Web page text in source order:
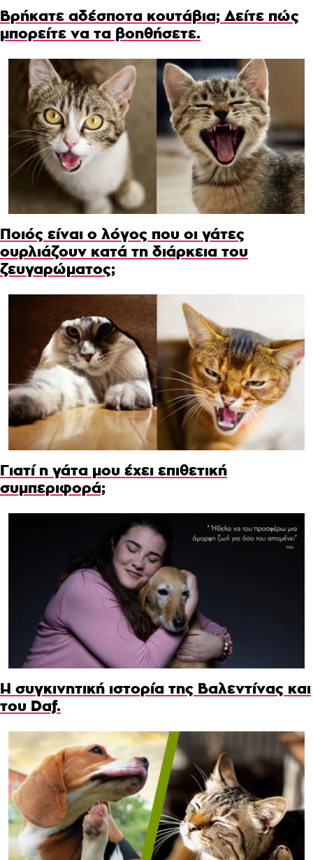
Βρήκατε αδέσποτα κουτάβια; Δείτε πώς
μπορείτε να τα βοηθήσετε.
Ποιός είναι ο λόγος που οι γάτες
ουρλιάζουν κατά τη διάρκεια του
ζευγαρώματος;
Γιατί η γάτα μου έχει επιθετική
συμπεριφορά;
Η συγκινητική ιστορία της Βαλεντίνας και
του Daf.